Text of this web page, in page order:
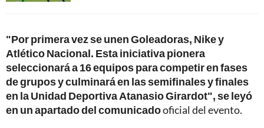
"Por primera vez se unen Goleadoras, Nike y
Atlético Nacional. Esta iniciativa pionera
seleccionará a 16 equipos para competir en fases
de grupos y culminará en las semifinales y finales
en la Unidad Deportiva Atanasio Girardot", se leyó
en un apartado del comunicadooficial del evento.